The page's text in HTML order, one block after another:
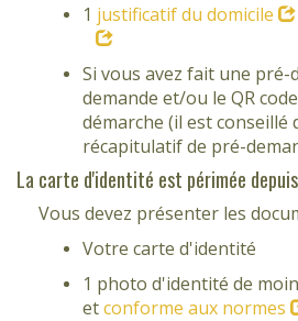
1 justificatif du domicile
Si vous avez fait une pré-
demande et/ou le QR
démarche (il est conseillé
récapitulatif de pré-
La carte d'identité est périmée
Vous devez présenter les
Votre carte d'identité
1 photo d'identité de
etconforme aux normes